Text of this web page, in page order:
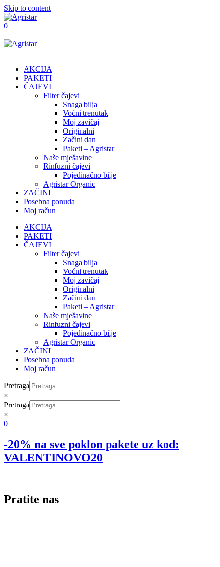
Skip to content
0
AKCIJA
PAKETI
ČAJEVI
Filter čajevi
Snaga bilja
Voćni trenutak
Moj zavičaj
Originalni
Začini dan
Paketi – Agristar
Naše mješavine
Rinfuzni čajevi
Pojedinačno bilje
Agristar Organic
ZAČINI
Posebna ponuda
Moj račun
AKCIJA
PAKETI
ČAJEVI
Filter čajevi
Snaga bilja
Voćni trenutak
Moj zavičaj
Originalni
Začini dan
Paketi – Agristar
Naše mješavine
Rinfuzni čajevi
Pojedinačno bilje
Agristar Organic
ZAČINI
Posebna ponuda
Moj račun
Pretraga
×
Pretraga
×
0
-20% na sve poklon pakete uz kod:
VALENTINOVO20
Pratite nas